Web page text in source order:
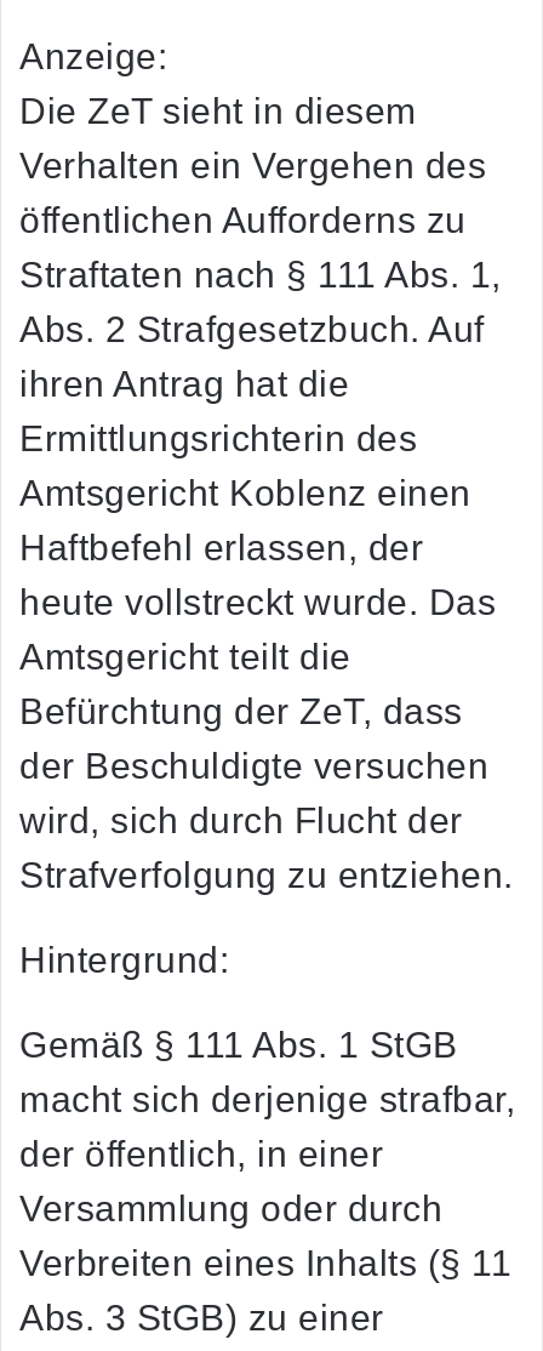
Anzeige:
Die ZeT sieht in diesem
Verhalten ein Vergehen des
öffentlichen Aufforderns zu
Straftaten nach § 111 Abs. 1,
Abs. 2 Strafgesetzbuch. Auf
ihren Antrag hat die
Ermittlungsrichterin des
Amtsgericht Koblenz einen
Haftbefehl erlassen, der
heute vollstreckt wurde. Das
Amtsgericht teilt die
Befürchtung der ZeT, dass
der Beschuldigte versuchen
wird, sich durch Flucht der
Strafverfolgung zu entziehen.
Hintergrund:
Gemäß § 111 Abs. 1 StGB
macht sich derjenige strafbar,
der öffentlich, in einer
Versammlung oder durch
Verbreiten eines Inhalts (§ 11
Abs. 3 StGB) zu einer